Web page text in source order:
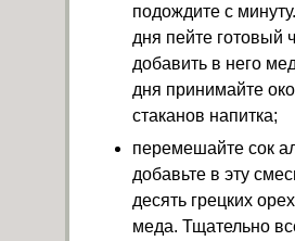
подождите с
дня пейте готовый
добавить в него
дня принимайте
стаканов напитка;
перемешайте сок
добавьте в эту
десять грецких
меда. Тщательно